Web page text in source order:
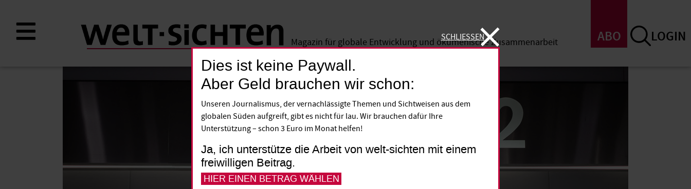
Inhalt
ABO LOGIN
Magazin für globale Entwicklung und ökumenische Zusammenarbeit
SCHLIESSEN
Dies ist keine Paywall.
Aber Geld brauchen wir schon:
Unseren Journalismus, der vernachlässigte Themen und Sichtweisen aus dem
globalen Süden aufgreift, gibt es nicht für lau. Wir brauchen dafür Ihre
Unterstützung – schon 3 Euro im Monat helfen!
Ja, ich unterstütze die Arbeit von welt-sichten mit einem
freiwilligen Beitrag.
HIER EINEN BETRAG WÄHLEN